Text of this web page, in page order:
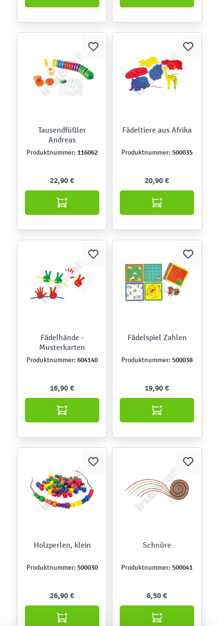
Tausendfüßler
Andreas
Produktnummer: 116062
22,90 €
Fädeltiere aus Afrika
Produktnummer: 500035
20,90 €
Fädelhände -
Musterkarten
Produktnummer: 604140
16,90 €
Fädelspiel Zahlen
Produktnummer: 500038
19,90 €
Holzperlen, klein
Produktnummer: 500030
26,90 €
Schnüre
Produktnummer: 500041
6,50 €